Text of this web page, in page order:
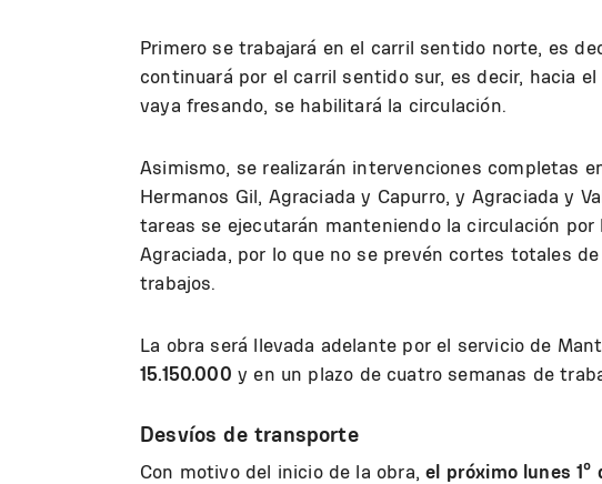
Primero se trabajará en el carril sentido norte, es
continuará por el carril sentido sur, es decir, hacia
vaya fresando, se habilitará la circulación.
Asimismo, se realizarán intervenciones completas
Hermanos Gil, Agraciada y Capurro, y Agraciada y
tareas se ejecutarán manteniendo la circulación
Agraciada, por lo que no se prevén cortes totales
trabajos.
La obra será llevada adelante por el servicio de
15.150.000 y en un plazo de cuatro semanas de
Desvíos de transporte
Con motivo del inicio de la obra,el próximo lunes